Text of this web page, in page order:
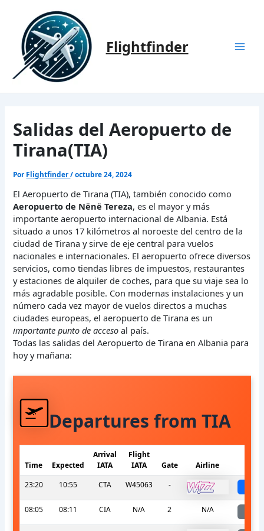
contenido
Flightfinder
Salidas del Aeropuerto de
Tirana(TIA)
Por Flightfinder/octubre 24, 2024
El Aeropuerto de Tirana (TIA), también conocido como
Aeropuerto de Nënë Tereza, es el mayor y más
importante aeropuerto internacional de Albania. Está
situado a unos 17 kilómetros al noroeste del centro de la
ciudad de Tirana y sirve de eje central para vuelos
nacionales e internacionales. El aeropuerto ofrece diversos
servicios, como tiendas libres de impuestos, restaurantes
y estaciones de alquiler de coches, para que su viaje sea lo
más agradable posible. Con modernas instalaciones y un
número cada vez mayor de vuelos directos a muchas
ciudades europeas, el aeropuerto de Tirana es un
importante punto de acceso al país.
Todas las salidas del Aeropuerto de Tirana en Albania para
hoy y mañana:
Departures from TIA
Time Expected
Arrival
IATA
Flight
IATA
Gate Airline
23:20
10:55 CTA W45063 -
08:05 08:11 CIA N/A 2 N/A